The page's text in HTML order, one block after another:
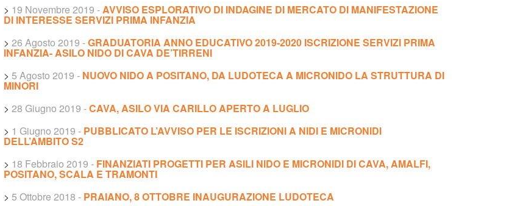
> 19 Novembre 2019 -AVVISO ESPLORATIVO DI INDAGINE DI MERCATO DI MANIFESTAZIONE
DI INTERESSE SERVIZI PRIMA INFANZIA
> 26 Agosto 2019 -GRADUATORIA ANNO EDUCATIVO 2019-2020 ISCRIZIONE SERVIZI PRIMA
INFANZIA- ASILO NIDO DI CAVA DE’TIRRENI
> 5 Agosto 2019 - NUOVO NIDO A POSITANO, DA LUDOTECA A MICRONIDO LA STRUTTURA DI
MINORI
> 28 Giugno 2019 -CAVA, ASILO VIA CARILLO APERTO A LUGLIO
> 1 Giugno 2019 - PUBBLICATO L’AVVISO PER LE ISCRIZIONI A NIDI E MICRONIDI
DELL’AMBITO S2
> 18 Febbraio 2019 - FINANZIATI PROGETTI PER ASILI NIDO E MICRONIDI DI CAVA, AMALFI,
POSITANO, SCALA E TRAMONTI
> 5 Ottobre 2018 - PRAIANO, 8 OTTOBRE INAUGURAZIONE LUDOTECA